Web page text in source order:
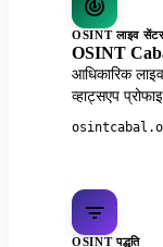
OSINT लाइव
OSINT
आधिकारिक
व्हाट्सएप
OSINT पद्धति